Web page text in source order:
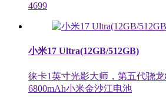
4699
小米17 Ultra(12GB/512GB)
徕卡1英寸光影大师，第五代骁龙
6800mAh小米金沙江电池